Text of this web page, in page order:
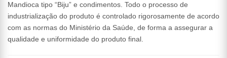
Mandioca tipo “Biju” e condimentos. Todo o processo de
industrialização do produto é controlado rigorosamente de acordo
com as normas do Ministério da Saúde, de forma a assegurar a
qualidade e uniformidade do produto final.